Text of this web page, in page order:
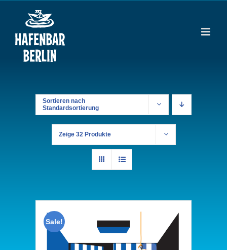
springen
Sortieren nach
Standardsortierung
Zeige 32 Produkte
Sale!